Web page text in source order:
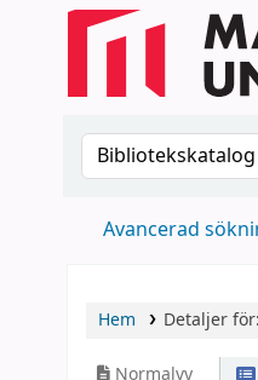
Sök i katalogen
Avancerad
Hem Detaljer för:
Normalvy